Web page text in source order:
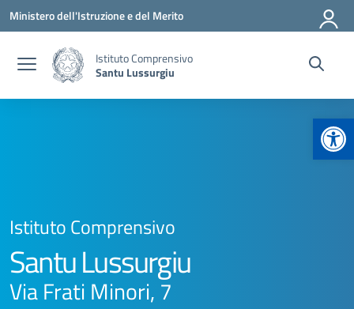
Vai ai contenuti
Vai al menu di navigazione
Vai al footer
Ministero dell'Istruzione e del Merito
Istituto Comprensivo
Santu Lussurgiu
Istituto Comprensivo
Santu Lussurgiu
Via Frati Minori, 7